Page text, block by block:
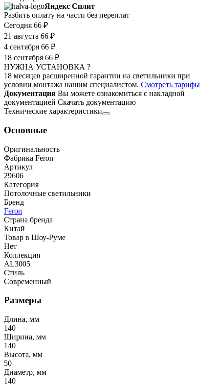
Яндекс Сплит
Разбить оплату на части без переплат
Сегодня 66 ₽
21 августа 66 ₽
4 сентября 66 ₽
18 сентября 66 ₽
НУЖНА УСТАНОВКА ?
18 месяцев расширенной гарантии на светильники при
условии монтажа нашим специалистом. Смотреть тарифы
Документация Вы можете ознакомиться с накладной
документацией Скачать документацию
Технические характеристики
Основные
Оригинальность
Фабрика Feron
Артикул
29606
Категория
Потолочные светильники
Бренд
Feron
Страна бренда
Китай
Товар в Шоу-Руме
Нет
Коллекция
AL3005
Стиль
Современный
Размеры
Длина, мм
140
Ширина, мм
140
Высота, мм
50
Диаметр, мм
140